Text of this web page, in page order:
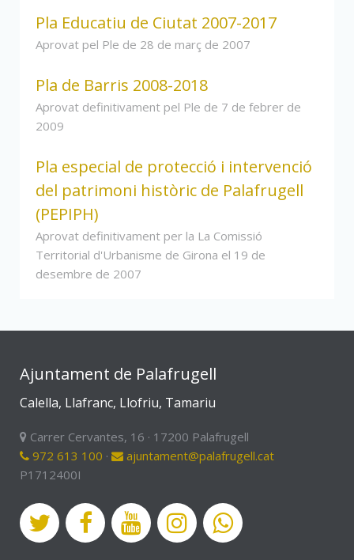
Pla Educatiu de Ciutat 2007-2017
Aprovat pel Ple de 28 de març de 2007
Pla de Barris 2008-2018
Aprovat definitivament pel Ple de 7 de febrer de
2009
Pla especial de protecció i intervenció
del patrimoni històric de Palafrugell
(PEPIPH)
Aprovat definitivament per la La Comissió
Territorial d'Urbanisme de Girona el 19 de
desembre de 2007
Ajuntament de Palafrugell
Calella, Llafranc, Llofriu, Tamariu
Carrer Cervantes, 16 · 17200 Palafrugell
972 613 100 ·
ajuntament@palafrugell.cat
P1712400I